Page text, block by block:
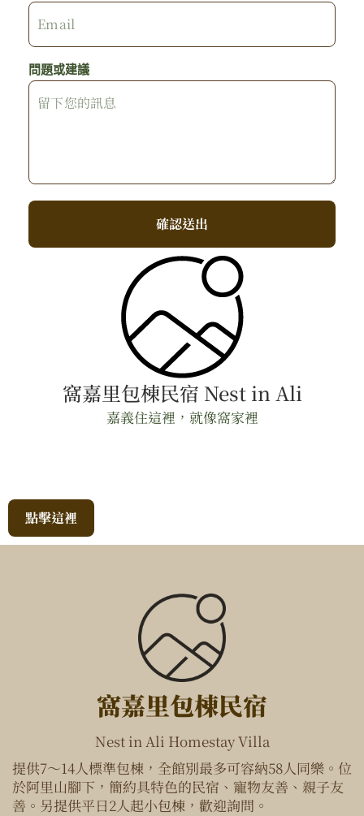
問題或建議
確認送出
窩嘉里包棟民宿 Nest in Ali
嘉義住這裡，就像窩家裡
點擊這裡
窩嘉里包棟民宿
Nest in Ali Homestay Villa
提供7～14人標準包棟，全館別最多可容納58人同樂。位
於阿里山腳下，簡約具特色的民宿、寵物友善、親子友
善。另提供平日2人起小包棟，歡迎詢問。